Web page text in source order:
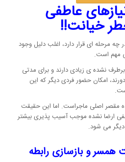
عاطفی
خیانت!!
چه مرحله ای قرار دارد، اغلب دلیل وجود
مهم است.
نشده ی زیادی دارند و برای مدتی
امکان حضور فردی دیگر که این
مقصر اصلی ماجراست. اما این حقیقت
ارضا نشده موجب آسیب پذیری بیشتر
می شود.
و بازسازی رابطه